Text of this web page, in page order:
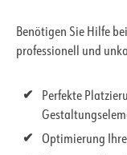
Benötigen Sie Hilfe
professionell und
Perfekte
Optimierung